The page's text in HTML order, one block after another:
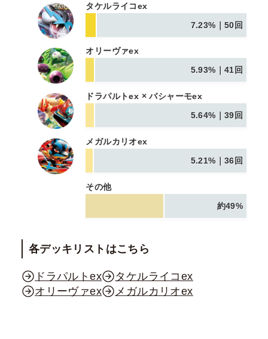
タケルライコex
7.23%｜50回
オリーヴァex
5.93%｜41回
ドラパルトex × バシャーモex
5.64%｜39回
メガルカリオex
5.21%｜36回
その他
約49%
各デッキリストはこちら
ドラパルトex
タケルライコex
オリーヴァex
メガルカリオex